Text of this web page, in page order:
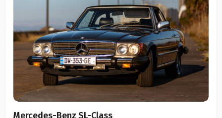
Mercedes-Benz SL-Class